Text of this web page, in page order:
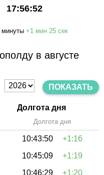
17:56:52
минуты +1 мин 25 сек
в августе
ПОКАЗАТЬ
Долгота дня
Долгота дня
10:43:50
+1:16
10:45:09
+1:19
10:46:29
+1:20